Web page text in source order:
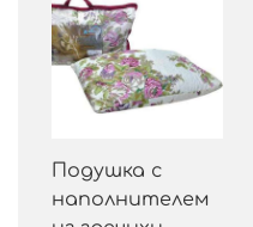
Подушка с
наполнителем